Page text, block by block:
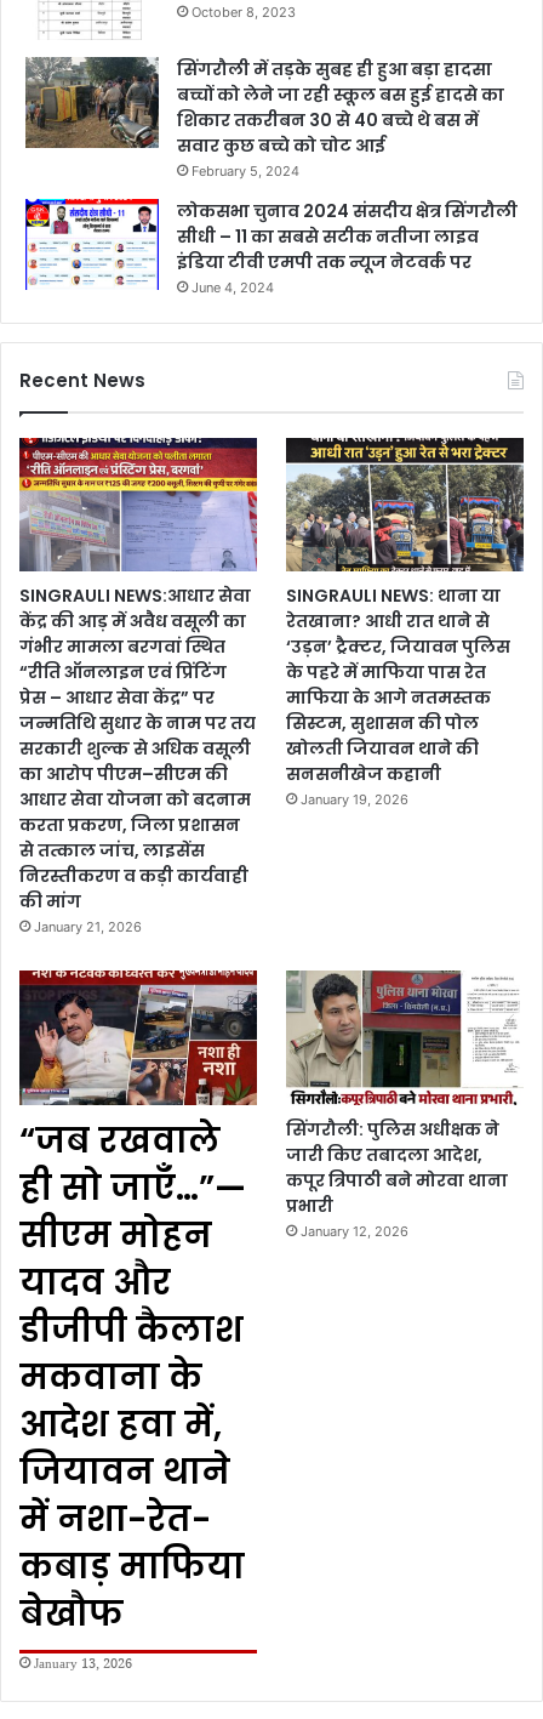
October 8, 2023
सिंगरौली में तड़के सुबह ही हुआ बड़ा हादसा
बच्चों को लेने जा रही स्कूल बस हुई हादसे का
शिकार तकरीबन 30 से 40 बच्चे थे बस में
सवार कुछ बच्चे को चोट आई
February 5, 2024
लोकसभा चुनाव 2024 संसदीय क्षेत्र सिंगरौली
सीधी – 11 का सबसे सटीक नतीजा लाइव
इंडिया टीवी एमपी तक न्यूज नेटवर्क पर
June 4, 2024
Recent News
SINGRAULI NEWS:आधार सेवा
केंद्र की आड़ में अवैध वसूली का
गंभीर मामला बरगवां स्थित
“रीति ऑनलाइन एवं प्रिंटिंग
प्रेस – आधार सेवा केंद्र” पर
जन्मतिथि सुधार के नाम पर तय
सरकारी शुल्क से अधिक वसूली
का आरोप पीएम–सीएम की
आधार सेवा योजना को बदनाम
करता प्रकरण, जिला प्रशासन
से तत्काल जांच, लाइसेंस
निरस्तीकरण व कड़ी कार्यवाही
की मांग
January 21, 2026
SINGRAULI NEWS: थाना या
रेतखाना? आधी रात थाने से
‘उड़न’ ट्रैक्टर, जियावन पुलिस
के पहरे में माफिया पास रेत
माफिया के आगे नतमस्तक
सिस्टम, सुशासन की पोल
खोलती जियावन थाने की
सनसनीखेज कहानी
January 19, 2026
“जब रखवाले
ही सो जाएँ…”—
सीएम मोहन
यादव और
डीजीपी कैलाश
मकवाना के
आदेश हवा में,
जियावन थाने
में नशा-रेत-
कबाड़ माफिया
बेखौफ
January 13, 2026
सिंगरौली: पुलिस अधीक्षक ने
जारी किए तबादला आदेश,
कपूर त्रिपाठी बने मोरवा थाना
प्रभारी
January 12, 2026